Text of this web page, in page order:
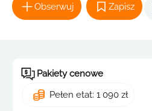
Obserwuj Zapisz
Pakiety cenowe
Pełen etat: 1 090 zł